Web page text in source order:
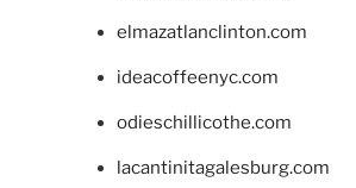
elmazatlanclinton.com
ideacoffeenyc.com
odieschillicothe.com
lacantinitagalesburg.com